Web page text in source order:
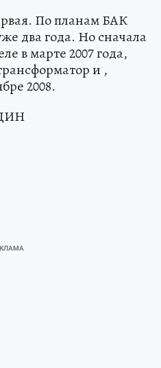
По планам БАК
два года. Но сначала
в марте 2007 года,
и ,
2008.